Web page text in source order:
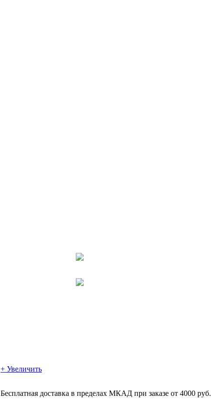
+ Увеличить
Бесплатная доставка в пределах МКАД при заказе от 4000 руб.